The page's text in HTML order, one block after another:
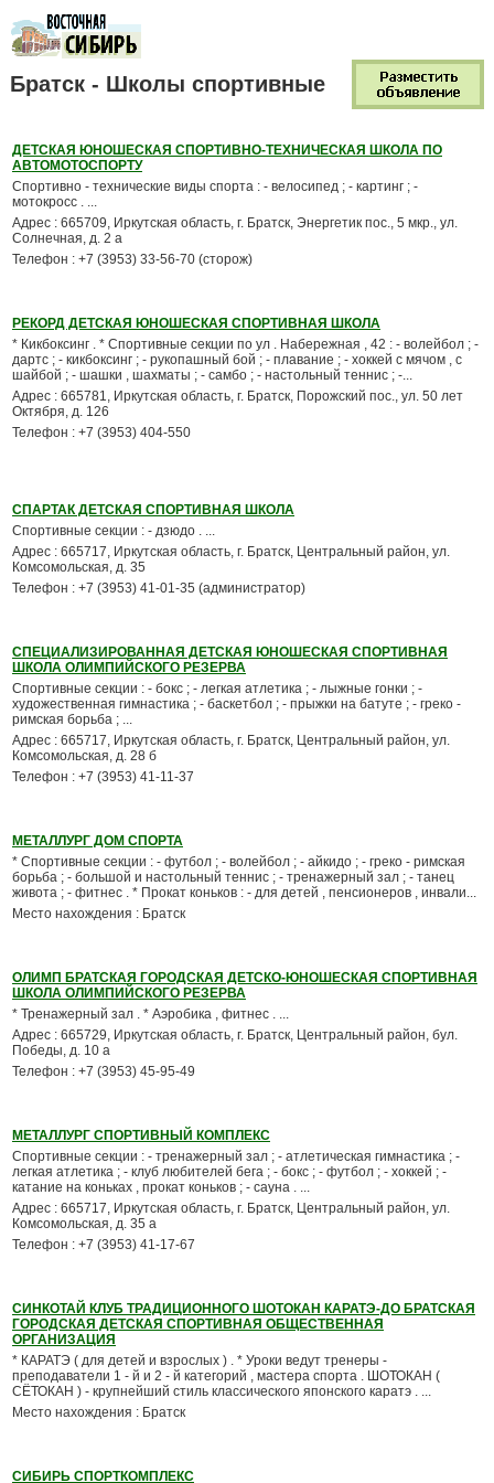
Братск - Школы спортивные
ДЕТСКАЯ ЮНОШЕСКАЯ СПОРТИВНО-ТЕХНИЧЕСКАЯ ШКОЛА ПО
АВТОМОТОСПОРТУ
Спортивно - технические виды спорта : - велосипед ; - картинг ; -
мотокросс . ...
Адрес : 665709, Иркутская область, г. Братск, Энергетик пос., 5 мкр., ул.
Солнечная, д. 2 а
Телефон : +7 (3953) 33-56-70 (сторож)
РЕКОРД ДЕТСКАЯ ЮНОШЕСКАЯ СПОРТИВНАЯ ШКОЛА
* Кикбоксинг . * Спортивные секции по ул . Набережная , 42 : - волейбол ; -
дартс ; - кикбоксинг ; - рукопашный бой ; - плавание ; - хоккей с мячом , с
шайбой ; - шашки , шахматы ; - самбо ; - настольный теннис ; -...
Адрес : 665781, Иркутская область, г. Братск, Порожский пос., ул. 50 лет
Октября, д. 126
Телефон : +7 (3953) 404-550
СПАРТАК ДЕТСКАЯ СПОРТИВНАЯ ШКОЛА
Спортивные секции : - дзюдо . ...
Адрес : 665717, Иркутская область, г. Братск, Центральный район, ул.
Комсомольская, д. 35
Телефон : +7 (3953) 41-01-35 (администратор)
СПЕЦИАЛИЗИРОВАННАЯ ДЕТСКАЯ ЮНОШЕСКАЯ СПОРТИВНАЯ
ШКОЛА ОЛИМПИЙСКОГО РЕЗЕРВА
Спортивные секции : - бокс ; - легкая атлетика ; - лыжные гонки ; -
художественная гимнастика ; - баскетбол ; - прыжки на батуте ; - греко -
римская борьба ; ...
Адрес : 665717, Иркутская область, г. Братск, Центральный район, ул.
Комсомольская, д. 28 б
Телефон : +7 (3953) 41-11-37
МЕТАЛЛУРГ ДОМ СПОРТА
* Спортивные секции : - футбол ; - волейбол ; - айкидо ; - греко - римская
борьба ; - большой и настольный теннис ; - тренажерный зал ; - танец
живота ; - фитнес . * Прокат коньков : - для детей , пенсионеров , инвали...
Место нахождения : Братск
ОЛИМП БРАТСКАЯ ГОРОДСКАЯ ДЕТСКО-ЮНОШЕСКАЯ СПОРТИВНАЯ
ШКОЛА ОЛИМПИЙСКОГО РЕЗЕРВА
* Тренажерный зал . * Аэробика , фитнес . ...
Адрес : 665729, Иркутская область, г. Братск, Центральный район, бул.
Победы, д. 10 а
Телефон : +7 (3953) 45-95-49
МЕТАЛЛУРГ СПОРТИВНЫЙ КОМПЛЕКС
Спортивные секции : - тренажерный зал ; - атлетическая гимнастика ; -
легкая атлетика ; - клуб любителей бега ; - бокс ; - футбол ; - хоккей ; -
катание на коньках , прокат коньков ; - сауна . ...
Адрес : 665717, Иркутская область, г. Братск, Центральный район, ул.
Комсомольская, д. 35 а
Телефон : +7 (3953) 41-17-67
СИНКОТАЙ КЛУБ ТРАДИЦИОННОГО ШОТОКАН КАРАТЭ-ДО БРАТСКАЯ
ГОРОДСКАЯ ДЕТСКАЯ СПОРТИВНАЯ ОБЩЕСТВЕННАЯ
ОРГАНИЗАЦИЯ
* КАРАТЭ ( для детей и взрослых ) . * Уроки ведут тренеры -
преподаватели 1 - й и 2 - й категорий , мастера спорта . ШОТОКАН (
СЁТОКАН ) - крупнейший стиль классического японского каратэ . ...
Место нахождения : Братск
СИБИРЬ СПОРТКОМПЛЕКС